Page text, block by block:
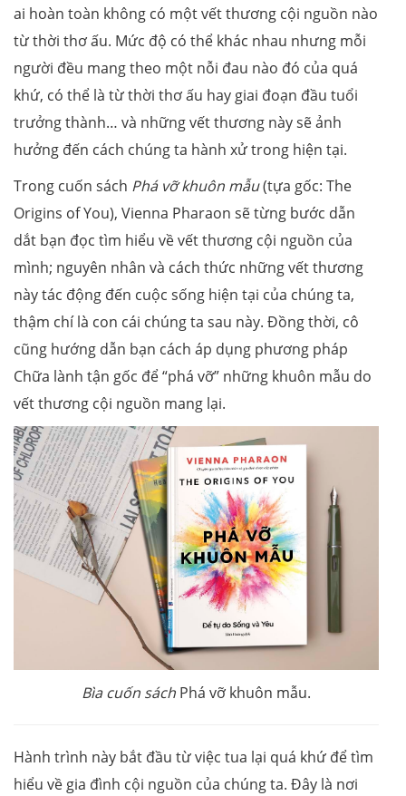
ai hoàn toàn không có một vết thương cội nguồn nào
từ thời thơ ấu. Mức độ có thể khác nhau nhưng mỗi
người đều mang theo một nỗi đau nào đó của quá
khứ, có thể là từ thời thơ ấu hay giai đoạn đầu tuổi
trưởng thành… và những vết thương này sẽ ảnh
hưởng đến cách chúng ta hành xử trong hiện tại.
Trong cuốn sách Phá vỡ khuôn mẫu(tựa gốc: The
Origins of You), Vienna Pharaon sẽ từng bước dẫn
dắt bạn đọc tìm hiểu về vết thương cội nguồn của
mình; nguyên nhân và cách thức những vết thương
này tác động đến cuộc sống hiện tại của chúng ta,
thậm chí là con cái chúng ta sau này. Đồng thời, cô
cũng hướng dẫn bạn cách áp dụng phương pháp
Chữa lành tận gốc để “phá vỡ” những khuôn mẫu do
vết thương cội nguồn mang lại.
Bìa cuốn sách Phá vỡ khuôn mẫu.
Hành trình này bắt đầu từ việc tua lại quá khứ để tìm
hiểu về gia đình cội nguồn của chúng ta. Đây là nơi